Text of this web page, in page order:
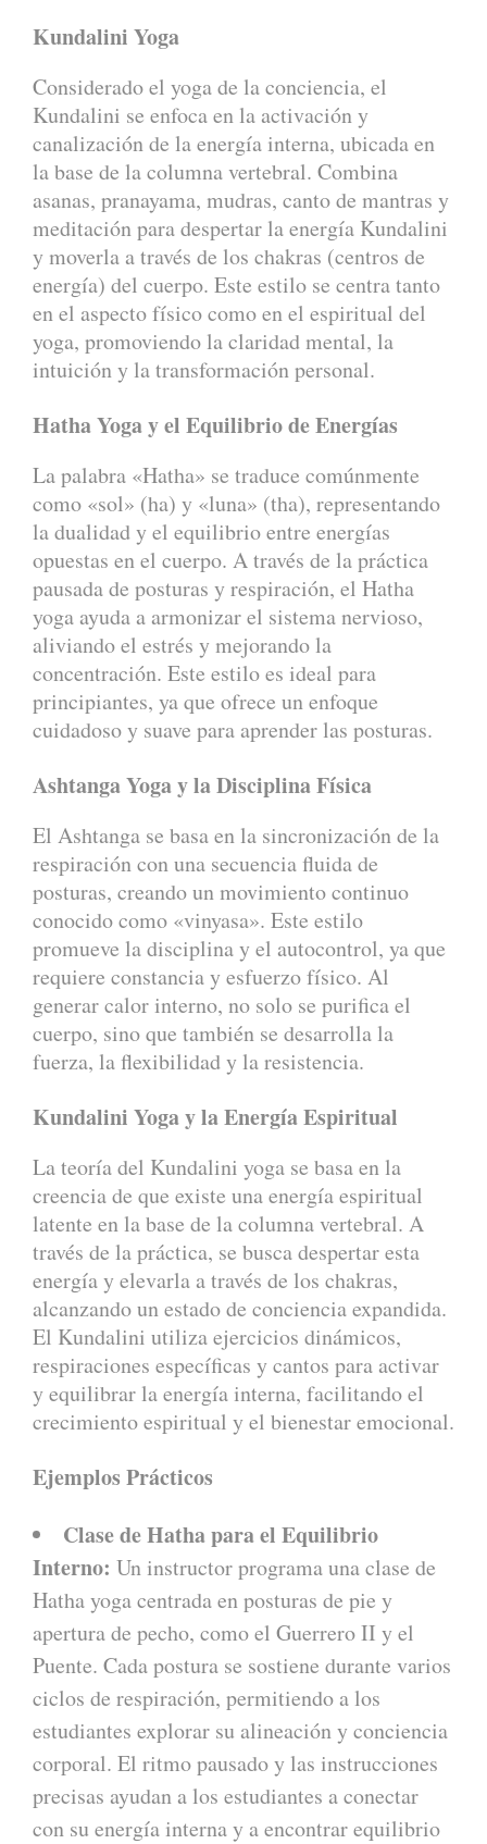
Kundalini Yoga
Considerado el yoga de la conciencia, el
Kundalini se enfoca en la activación y
canalización de la energía interna, ubicada en
la base de la columna vertebral. Combina
asanas, pranayama, mudras, canto de mantras y
meditación para despertar la energía Kundalini
y moverla a través de los chakras (centros de
energía) del cuerpo. Este estilo se centra tanto
en el aspecto físico como en el espiritual del
yoga, promoviendo la claridad mental, la
intuición y la transformación personal.
Hatha Yoga y el Equilibrio de Energías
La palabra «Hatha» se traduce comúnmente
como «sol» (ha) y «luna» (tha), representando
la dualidad y el equilibrio entre energías
opuestas en el cuerpo. A través de la práctica
pausada de posturas y respiración, el Hatha
yoga ayuda a armonizar el sistema nervioso,
aliviando el estrés y mejorando la
concentración. Este estilo es ideal para
principiantes, ya que ofrece un enfoque
cuidadoso y suave para aprender las posturas.
Ashtanga Yoga y la Disciplina Física
El Ashtanga se basa en la sincronización de la
respiración con una secuencia fluida de
posturas, creando un movimiento continuo
conocido como «vinyasa». Este estilo
promueve la disciplina y el autocontrol, ya que
requiere constancia y esfuerzo físico. Al
generar calor interno, no solo se purifica el
cuerpo, sino que también se desarrolla la
fuerza, la flexibilidad y la resistencia.
Kundalini Yoga y la Energía Espiritual
La teoría del Kundalini yoga se basa en la
creencia de que existe una energía espiritual
latente en la base de la columna vertebral. A
través de la práctica, se busca despertar esta
energía y elevarla a través de los chakras,
alcanzando un estado de conciencia expandida.
El Kundalini utiliza ejercicios dinámicos,
respiraciones específicas y cantos para activar
y equilibrar la energía interna, facilitando el
crecimiento espiritual y el bienestar emocional.
Ejemplos Prácticos
Clase de Hatha para el Equilibrio
Interno: Un instructor programa una clase de
Hatha yoga centrada en posturas de pie y
apertura de pecho, como el Guerrero II y el
Puente. Cada postura se sostiene durante varios
ciclos de respiración, permitiendo a los
estudiantes explorar su alineación y conciencia
corporal. El ritmo pausado y las instrucciones
precisas ayudan a los estudiantes a conectar
con su energía interna y a encontrar equilibrio